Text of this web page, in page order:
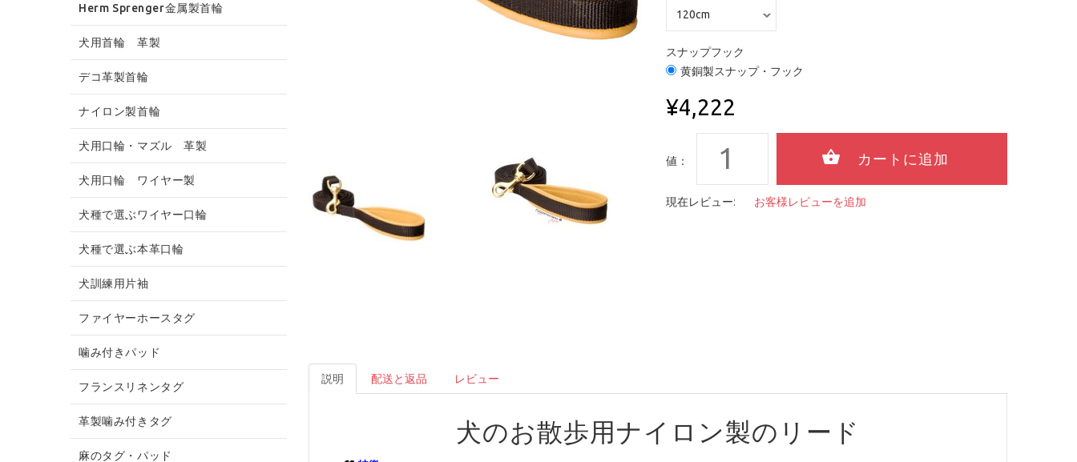
スナップフック
黄銅製スナップ・フック
¥4,222
値：
現在レビュー: お客様レビューを追加
説明 配送と返品 レビュー
犬のお散歩用ナイロン製のリード
Herm Sprenger金属製首輪
犬用首輪 革製
デコ革製首輪
ナイロン製首輪
犬用口輪・マズル 革製
犬用口輪 ワイヤー製
犬種で選ぶワイヤー口輪
犬種で選ぶ本革口輪
犬訓練用片袖
ファイヤーホースタグ
噛み付きパッド
フランスリネンタグ
革製噛み付きタグ
麻のタグ・パッド